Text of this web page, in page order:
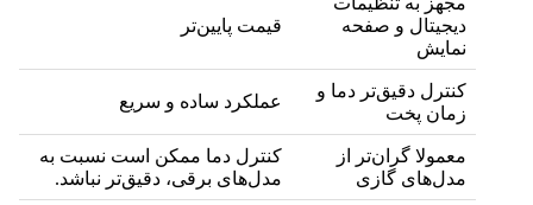
دیجیتال و صفحه
نمایش
قیمت پایین‌تر
کنترل دقیق‌تر دما و
زمان پخت
عملکرد ساده و سریع
معمولا گران‌تر از
مدل‌های گازی
کنترل دما ممکن است نسبت به
مدل‌های برقی، دقیق‌تر نباشد.